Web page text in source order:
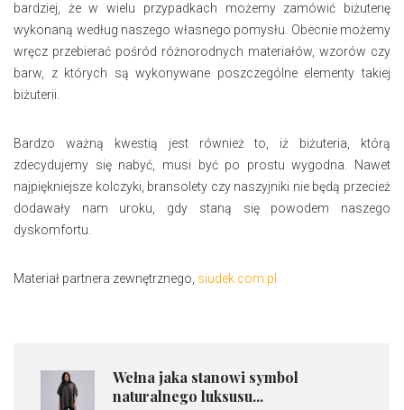
bardziej, że w wielu przypadkach możemy zamówić biżuterię
wykonaną według naszego własnego pomysłu. Obecnie możemy
wręcz przebierać pośród różnorodnych materiałów, wzorów czy
barw, z których są wykonywane poszczególne elementy takiej
biżuterii.
Bardzo ważną kwestią jest również to, iż biżuteria, którą
zdecydujemy się nabyć, musi być po prostu wygodna. Nawet
najpiękniejsze kolczyki, bransolety czy naszyjniki nie będą przecież
dodawały nam uroku, gdy staną się powodem naszego
dyskomfortu.
Materiał partnera zewnętrznego, siudek.com.pl
Wełna jaka stanowi symbol
naturalnego luksusu...